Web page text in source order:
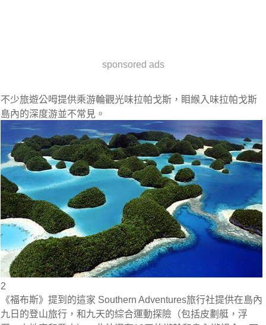
sponsored ads
不少旅遊公呣提供乘游輪觀光味拉帕戈斯，䀠緱入味拉帕戈斯
島內的深度游並不常見。
2
《福布斯》提到的這家 Southern Adventures旅行社提供在島內
九日的登山旅行，和九天的綜合運動探險（包括皮劃艇，浮